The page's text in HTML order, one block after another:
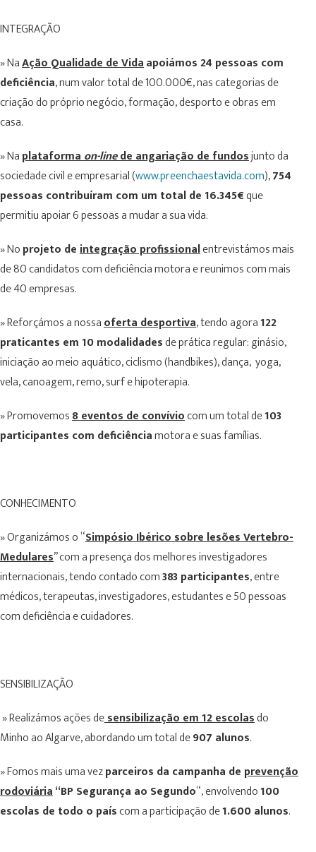
INTEGRAÇÃO
» NaAção Qualidade de Vidaapoiámos 24 pessoas com
deficiência, num valor total de 100.000€, nas categorias de
criação do próprio negócio, formação, desporto e obras em
casa.
» Naplataformaon-linede angariação de fundosjunto da
sociedade civil e empresarial (www.preenchaestavida.com),754
pessoas contribuíram com um total de 16.345€que
permitiu apoiar 6 pessoas a mudar a sua vida.
» Noprojeto deintegração profissionalentrevistámos mais
de 80 candidatos com deficiência motora e reunimos com mais
de 40 empresas.
» Reforçámos a nossaoferta desportiva, tendo agora122
praticantes em 10 modalidadesde prática regular: ginásio,
iniciação ao meio aquático, ciclismo (handbikes), dança, yoga,
vela, canoagem, remo, surf e hipoterapia.
» Promovemos8 eventos de convíviocom um total de103
participantes com deficiênciamotora e suas famílias.
CONHECIMENTO
» Organizámos o “Simpósio Ibérico sobre lesões Vertebro-
Medulares” com a presença dos melhores investigadores
internacionais, tendo contado com383 participantes, entre
médicos, terapeutas, investigadores, estudantes e 50 pessoas
com deficiência e cuidadores.
SENSIBILIZAÇÃO
» Realizámos ações desensibilização em 12 escolasdo
Minho ao Algarve, abordando um total de907 alunos.
» Fomos mais uma vezparceiros da campanha de prevenção
rodoviária“BP Segurança ao Segundo“, envolvendo100
escolas de todo o paíscom a participação de1.600 alunos.